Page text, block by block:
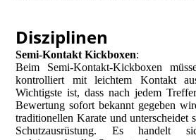
Disziplinen
Semi-Kontakt Kickboxen:
Beim Semi-Kontakt-Kickboxen
kontrolliert mit leichtem Kontakt
Wichtigste ist, dass nach jedem
Bewertung sofort bekannt gegeben
traditionellen Karate und unterscheidet
Schutzausrüstung. Es